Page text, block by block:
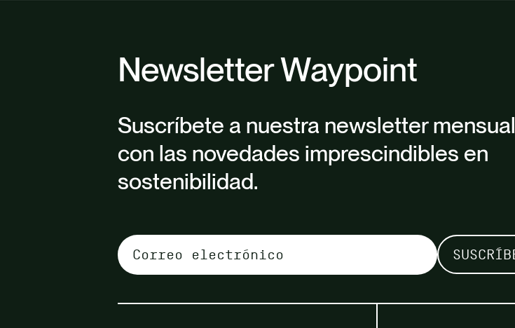
Newsletter Waypoint
Suscríbete a nuestra newsletter mensual
con las novedades imprescindibles en
sostenibilidad.